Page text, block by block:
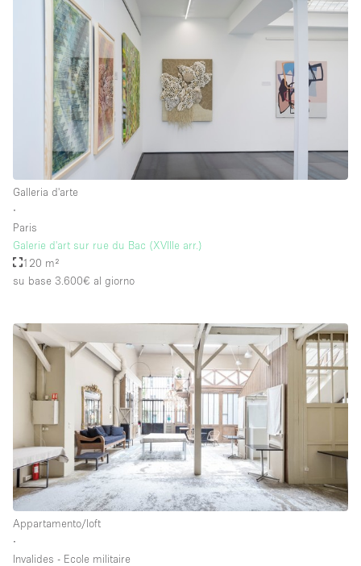
Galleria d'arte
∙
Paris
Galerie d'art sur rue du Bac (XVIIIe arr.)
120 m²
su base 3.600€ al giorno
Appartamento/loft
∙
Invalides - Ecole militaire